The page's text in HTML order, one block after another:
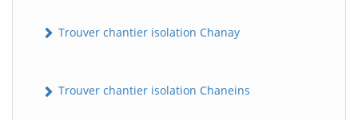
Trouver chantier isolation Chanay
Trouver chantier isolation Chaneins